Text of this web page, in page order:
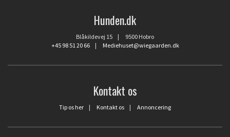
Hunden.dk
Blåkildevej 15 | 9500 Hobro
+45 98 51 20 66| Mediehuset@wiegaarden.dk
Kontakt os
Tip os her | Kontakt os | Annoncering